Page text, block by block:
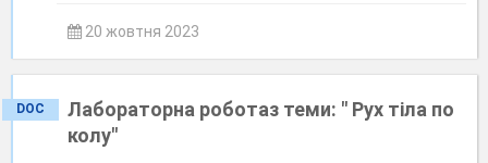
20 жовтня 2023
DOC
Лабораторна роботаз теми: " Рух тіла по
колу"